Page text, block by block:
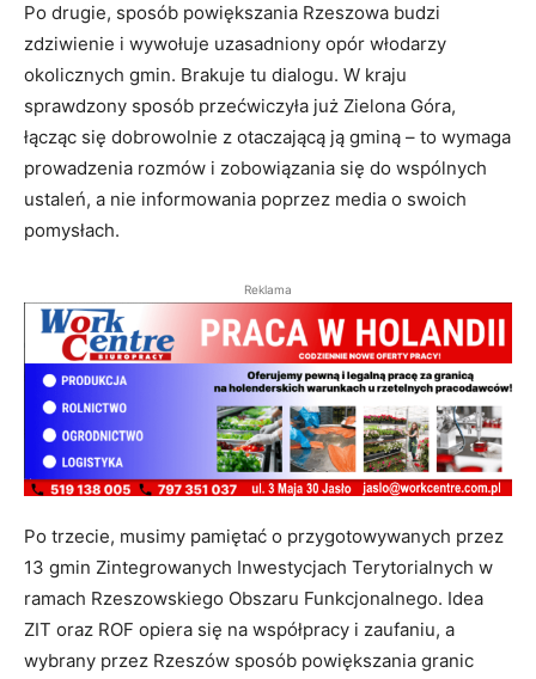
Po drugie, sposób powiększania Rzeszowa budzi
zdziwienie i wywołuje uzasadniony opór włodarzy
okolicznych gmin. Brakuje tu dialogu. W kraju
sprawdzony sposób przećwiczyła już Zielona Góra,
łącząc się dobrowolnie z otaczającą ją gminą – to wymaga
prowadzenia rozmów i zobowiązania się do wspólnych
ustaleń, a nie informowania poprzez media o swoich
pomysłach.
Reklama
Po trzecie, musimy pamiętać o przygotowywanych przez
13 gmin Zintegrowanych Inwestycjach Terytorialnych w
ramach Rzeszowskiego Obszaru Funkcjonalnego. Idea
ZIT oraz ROF opiera się na współpracy i zaufaniu, a
wybrany przez Rzeszów sposób powiększania granic